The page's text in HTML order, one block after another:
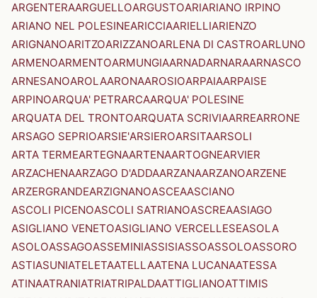
ARGENTERAARGUELLOARGUSTOARIARIANO IRPINO
ARIANO NEL POLESINEARICCIAARIELLIARIENZO
ARIGNANOARITZOARIZZANOARLENA DI CASTROARLUNO
ARMENOARMENTOARMUNGIAARNADARNARAARNASCO
ARNESANOAROLAARONAAROSIOARPAIAARPAISE
ARPINOARQUA' PETRARCAARQUA' POLESINE
ARQUATA DEL TRONTOARQUATA SCRIVIAARREARRONE
ARSAGO SEPRIOARSIE'ARSIEROARSITAARSOLI
ARTA TERMEARTEGNAARTENAARTOGNEARVIER
ARZACHENAARZAGO D'ADDAARZANAARZANOARZENE
ARZERGRANDEARZIGNANOASCEAASCIANO
ASCOLI PICENOASCOLI SATRIANOASCREAASIAGO
ASIGLIANO VENETOASIGLIANO VERCELLESEASOLA
ASOLOASSAGOASSEMINIASSISIASSOASSOLOASSORO
ASTIASUNIATELETAATELLAATENA LUCANAATESSA
ATINAATRANIATRIATRIPALDAATTIGLIANOATTIMIS